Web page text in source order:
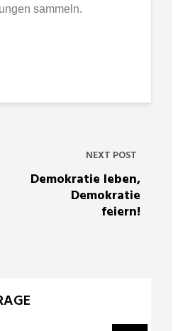
sammeln.
NEXT POST
Demokratie leben,
Demokratie
feiern!